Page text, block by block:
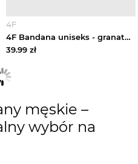
4F
4F Bandana uniseks - granatowa Uniwersalny
39.99 zł
męskie –
wybór na